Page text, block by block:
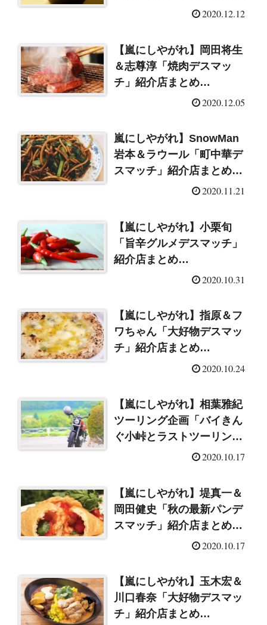
まとめ（2020/12/12）2020.12.12
【嵐にしやがれ】岡田将生
＆志尊淳「焼肉デスマッ
チ」紹介店まとめ
2020.12.05
嵐にしやがれ】SnowMan
岩本＆ラウール「町中華デ
スマッチ」紹介店まとめ
2020.11.21
【嵐にしやがれ】小栗旬
「旨辛グルメデスマッチ」
紹介店まとめ
2020.10.31
【嵐にしやがれ】指原＆フ
ワちゃん「大好物デスマッ
チ」紹介店まとめ
2020.10.24
【嵐にしやがれ】相葉雅紀
ツーリング企画「バイきん
ぐ小峠とラストツーリング
in 福島」（2020/10/17）
2020.10.17
【嵐にしやがれ】堤真一＆
岡田健史「秋の最新パンデ
スマッチ」紹介店まとめ
2020.10.17
【嵐にしやがれ】玉木宏＆
川口春奈「大好物デスマッ
チ」紹介店まとめ